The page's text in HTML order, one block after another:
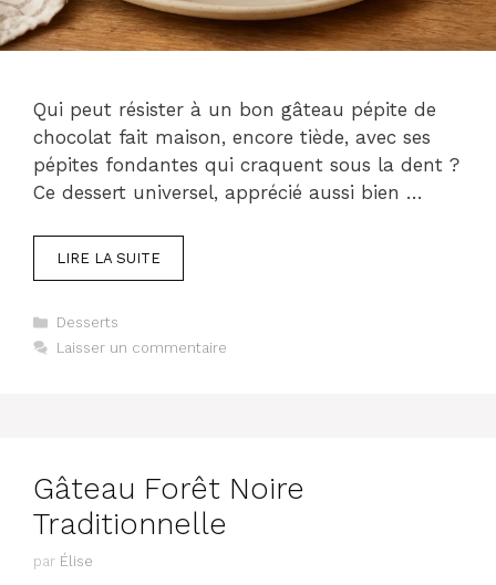
Qui peut résister à un bon gâteau pépite de
chocolat fait maison, encore tiède, avec ses
pépites fondantes qui craquent sous la dent ?
Ce dessert universel, apprécié aussi bien …
LIRE LA SUITE
Catégories
Desserts
Laisser un commentaire
Gâteau Forêt Noire
Traditionnelle
par Élise